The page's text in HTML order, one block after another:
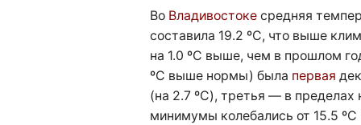
Во Владивостоке средняя
составила 19.2 ºC, что выше
на 1.0 ºC выше, чем в прошлом
ºC выше нормы) была первая
(на 2.7 ºC), третья — в
минимумы колебались от 15.5